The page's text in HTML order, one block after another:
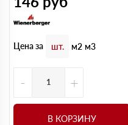
Цена за шт. м2 м3
- +
В КОРЗИНУ